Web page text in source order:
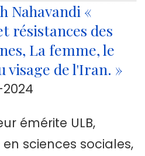
Nahavandi «
résistances des
La femme, le
visage de l'Iran. »
émérite ULB,
sciences sociales,